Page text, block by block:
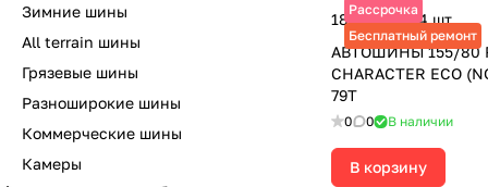
Рассрочка
Бесплатный ремонт
18 360 ₽ за 4 шт.
АВТОШИНЫ 155/80
CHARACTER ECO
79T
0 0 В наличии
В корзину
Зимние шины
All terrain шины
Грязевые шины
Разноширокие шины
Коммерческие шины
Камеры